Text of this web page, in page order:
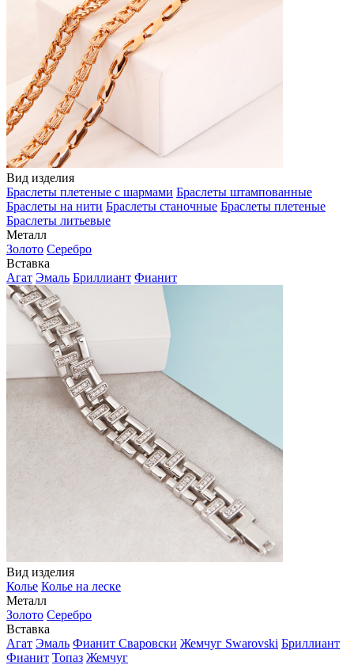
Вид изделия
Браслеты плетеные с шармами Браслеты штампованные
Браслеты на нити Браслеты станочные Браслеты плетеные
Браслеты литьевые
Металл
Золото Серебро
Вставка
Агат Эмаль Бриллиант Фианит
Вид изделия
Колье Колье на леске
Металл
Золото Серебро
Вставка
Агат Эмаль Фианит Сваровски Жемчуг Swarovski Бриллиант
Фианит Топаз Жемчуг